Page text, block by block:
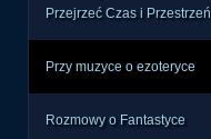
Przejrzeć Czas i Przestrzeń
Przy muzyce o ezoteryce
Rozmowy o Fantastyce